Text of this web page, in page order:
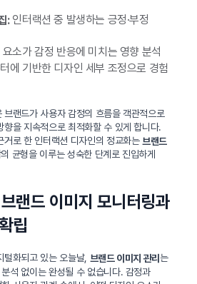
:인터랙션 중 발생하는 긍정·부정
소가 감정 반응에 미치는 영향 분석
에 기반한 디자인 세부 조정으로 경험
브랜드가 사용자 감정의 흐름을 객관적으로
향을 지속적으로 최적화할 수 있게 합니다.
거로 한 인터랙션 디자인의 정교화는브랜드
균형을 이루는 성숙한 단계로 진입하게
랜드 이미지 모니터링과
립
털화되고 있는 오늘날, 브랜드 이미지 관리 는
석 없이는 완성될 수 없습니다. 감정과